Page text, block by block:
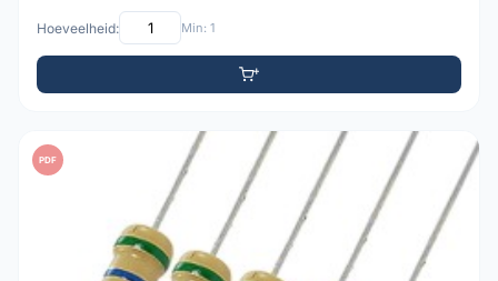
Hoeveelheid: Min: 1
PDF